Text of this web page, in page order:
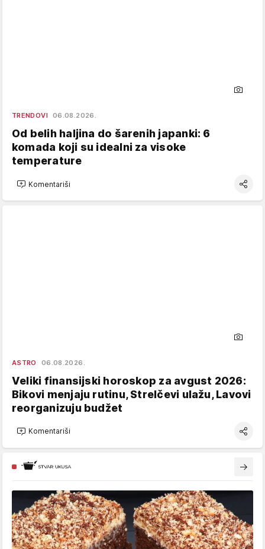
TRENDOVI 06.08.2026.
Od belih haljina do šarenih japanki: 6
komada koji su idealni za visoke
temperature
Komentariši
ASTRO 06.08.2026.
Veliki finansijski horoskop za avgust 2026:
Bikovi menjaju rutinu, Strelčevi ulažu, Lavovi
reorganizuju budžet
Komentariši